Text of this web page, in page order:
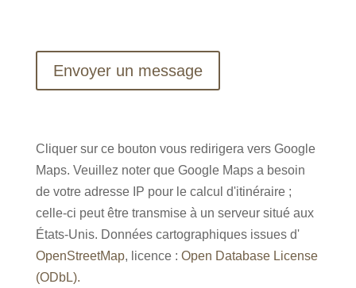
Envoyer un message
Cliquer sur ce bouton vous redirigera vers Google
Maps. Veuillez noter que Google Maps a besoin
de votre adresse IP pour le calcul d'itinéraire ;
celle-ci peut être transmise à un serveur situé aux
États-Unis. Données cartographiques issues d'
OpenStreetMap, licence : Open Database License
(ODbL).